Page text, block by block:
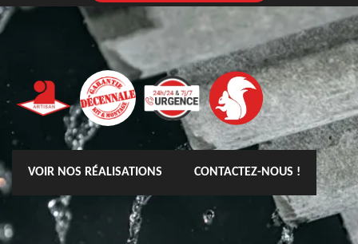
VOIR NOS RÉALISATIONS CONTACTEZ-NOUS !